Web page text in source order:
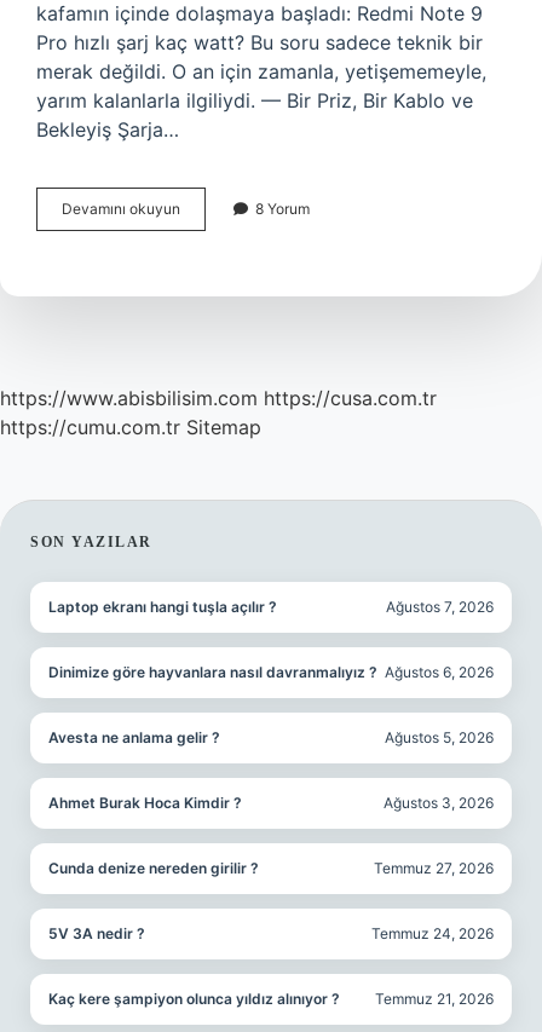
kafamın içinde dolaşmaya başladı: Redmi Note 9
Pro hızlı şarj kaç watt? Bu soru sadece teknik bir
merak değildi. O an için zamanla, yetişememeyle,
yarım kalanlarla ilgiliydi. — Bir Priz, Bir Kablo ve
Bekleyiş Şarja…
Devamını okuyun
Note
hızlı
8 Yorum
https://www.abisbilisim.com https://cusa.com.tr
https://cumu.com.tr Sitemap
SIDEBAR
SON YAZILAR
Laptop ekranı hangi tuşla açılır ? Ağustos 7, 2026
Dinimize göre hayvanlara nasıl davranmalıyız ? Ağustos 6, 2026
Avesta ne anlama gelir ? Ağustos 5, 2026
Ahmet Burak Hoca Kimdir ? Ağustos 3, 2026
Cunda denize nereden girilir ? Temmuz 27, 2026
5V 3A nedir ? Temmuz 24, 2026
Kaç kere şampiyon olunca yıldız alınıyor ? Temmuz 21, 2026